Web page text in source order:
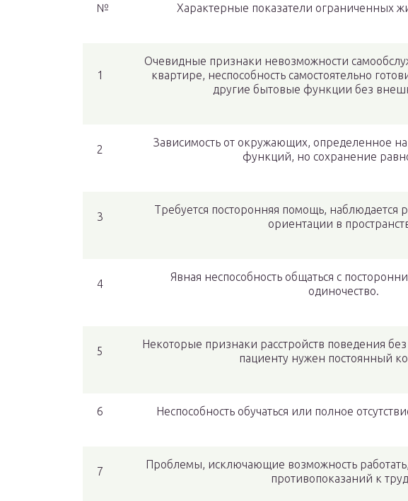
№ Характерные показатели ограниченных
1
Очевидные признаки невозможности
квартире, неспособность самостоятельно
другие бытовые функции без
2
Зависимость от окружающих, определенное
функций, но сохранение
3
Требуется посторонняя помощь, наблюдается
ориентации в
4
Явная неспособность общаться с
одиночество.
5
Некоторые признаки расстройств поведения
пациенту нужен постоянный
6 Неспособность обучаться или полное
7
Проблемы, исключающие возможность
противопоказаний к